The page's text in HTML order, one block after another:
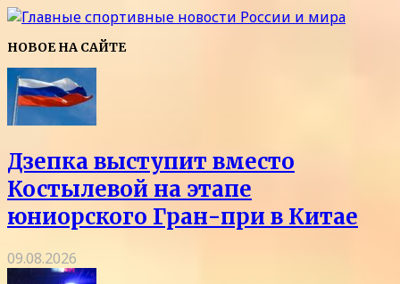
НОВОЕ НА САЙТЕ
Дзепка выступит вместо
Костылевой на этапе
юниорского Гран-при в Китае
09.08.2026